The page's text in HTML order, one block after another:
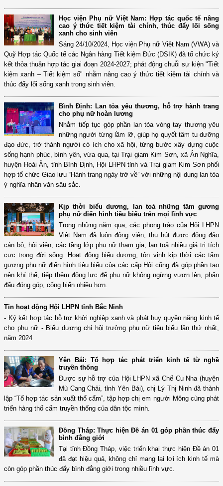
Học viện Phụ nữ Việt Nam: Hợp tác quốc tế nâng
cao ý thức tiết kiệm tài chính, thúc đẩy lối sống
xanh cho sinh viên
Sáng 24/10/2024, Học viện Phụ nữ Việt Nam (VWA) và
Quỹ Hợp tác Quốc tế các Ngân hàng Tiết kiệm Đức (DSIK) đã tổ chức ký
kết thỏa thuận hợp tác giai đoạn 2024-2027; phát động chuỗi sự kiện "Tiết
kiệm xanh – Tiết kiệm số" nhằm nâng cao ý thức tiết kiệm tài chính và
thúc đẩy lối sống xanh trong sinh viên.
Bình Định: Lan tỏa yêu thương, hỗ trợ hành trang
cho phụ nữ hoàn lương
Nhằm tiếp tục góp phần lan tỏa vòng tay thương yêu
những người từng lầm lỡ, giúp họ quyết tâm tu dưỡng
đạo đức, trở thành người có ích cho xã hội, từng bước xây dựng cuộc
sống hạnh phúc, bình yên, vừa qua, tại Trại giam Kim Sơn, xã Ân Nghĩa,
huyện Hoài Ân, tỉnh Bình Định, Hội LHPN tỉnh và Trại giam Kim Sơn phối
hợp tổ chức Giao lưu “Hành trang ngày trở về” với những nội dung lan tỏa
ý nghĩa nhân văn sâu sắc.
Kịp thời biểu dương, lan toả những tấm gương
phụ nữ điển hình tiêu biểu trên mọi lĩnh vực
Trong những năm qua, các phong trào của Hội LHPN
Việt Nam đã luôn động viên, thu hút được đông đảo
cán bộ, hội viên, các tầng lớp phụ nữ tham gia, lan toả nhiều giá trị tích
cực trong đời sống. Hoạt động biểu dương, tôn vinh kịp thời các tấm
gương phụ nữ điển hình tiêu biểu của các cấp Hội cũng đã góp phần tạo
nên khí thế, tiếp thêm động lực để phụ nữ không ngừng vươn lên, phấn
đấu đóng góp, cống hiến nhiều hơn.
Tin hoạt động Hội LHPN tỉnh Bắc Ninh
- Ký kết hợp tác hỗ trợ khởi nghiệp xanh và phát huy quyền năng kinh tế
cho phụ nữ - Biểu dương chi hội trưởng phụ nữ tiêu biểu lần thứ nhất,
năm 2024
Yên Bái: Tổ hợp tác phát triển kinh tế từ nghề
truyền thống
Được sự hỗ trợ của Hội LHPN xã Chế Cu Nha (huyện
Mù Cang Chải, tỉnh Yên Bái), chị Lý Thị Ninh đã thành
lập “Tổ hợp tác sản xuất thổ cẩm”, tập hợp chị em người Mông cùng phát
triển hàng thổ cẩm truyền thống của dân tộc mình.
Đồng Tháp: Thực hiện Đề án 01 góp phần thúc đẩy
bình đẳng giới
Tại tỉnh Đồng Tháp, việc triển khai thực hiện Đề án 01
đã đạt hiệu quả, không chỉ mang lại lợi ích kinh tế mà
còn góp phần thúc đẩy bình đẳng giới trong nhiều lĩnh vực.